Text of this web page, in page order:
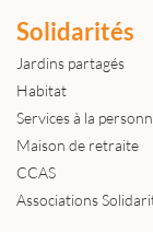
Solidarités
Jardins partagés
Habitat
Services à la
Maison de retraite
CCAS
Associations